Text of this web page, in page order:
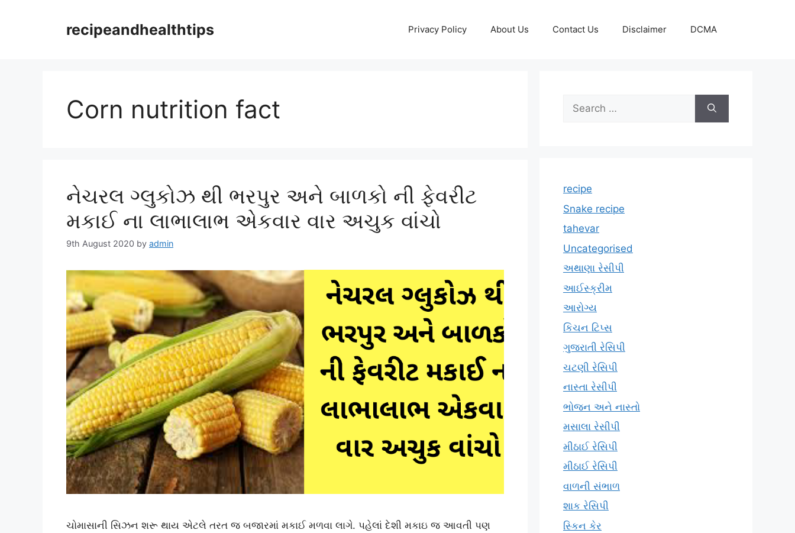
recipeandhealthtips Privacy Policy About Us Contact Us Disclaimer DCMA
Corn nutrition fact
નેચરલ ગ્લુકોઝ થી ભરપુર અને બાળકો ની ફેવરીટ
મકાઈ ના લાભાલાભ એકવાર વાર અચુક વાંચો
9th August 2020 by admin
ચોમાસાની સિઝન શરૂ થાય એટલે તરત જ બજારમાં મકાઈ મળવા લાગે. પહેલાં દેશી મકાઇ જ આવતી પણ
Search
for:
recipe
Snake recipe
tahevar
Uncategorised
અથાણા રેસીપી
આઈસ્ક્રીમ
આરોગ્ય
કિચન ટિપ્સ
ગુજરાતી રેસિપી
ચટણી રેસિપી
નાસ્તા રેસીપી
ભોજન અને નાસ્તો
મસાલા રેસીપી
મીઠાઈ રેસિપી
મીઠાઈ રેસિપી
વાળની સંભાળ
શાક રેસિપી
સ્કિન કેર